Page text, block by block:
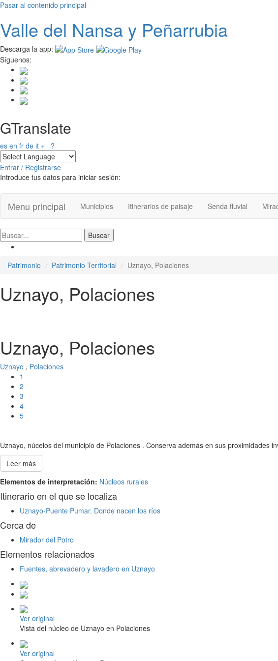
Pasar al contenido principal
Valle del Nansay Peñarrubia
Descarga la app:
Síguenos:
GTranslate
es en fr de it + ?
Entrar / Registrarse
Introduce tus datos para iniciar sesión:
Menu principal Municipios Itinerarios de paisaje Senda fluvial
Patrimonio Patrimonio Territorial Uznayo, Polaciones
Uznayo, Polaciones
Uznayo, Polaciones
Uznayo , Polaciones
1
2
3
4
5
Uznayo, núcelos del municipio de Polaciones . Conserva además en sus proximidades
Leer más
Elementos de interpretación: Núcleos rurales
Itinerario en el que se localiza
Uznayo-Puente Pumar. Donde nacen los ríos
Cerca de
Mirador del Potro
Elementos relacionados
Fuentes, abrevadero y lavadero en Uznayo
Ver original
Vista del núcleo de Uznayo en Polaciones
Ver original